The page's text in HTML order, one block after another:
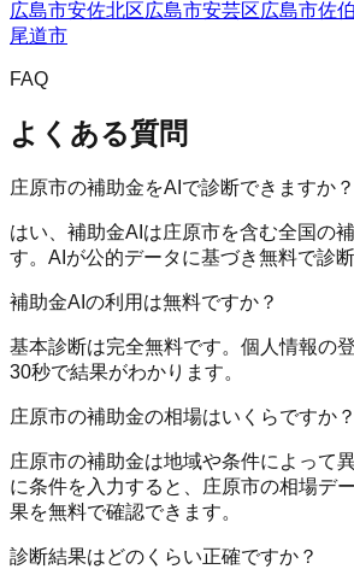
広島市安佐北区広島市安芸区広島市佐
尾道市
FAQ
よくある質問
庄原市の補助金をAIで診断できますか？
はい、補助金AIは庄原市を含む全国の
す。AIが公的データに基づき無料で診断
補助金AIの利用は無料ですか？
基本診断は完全無料です。個人情報の
30秒で結果がわかります。
庄原市の補助金の相場はいくらですか？
庄原市の補助金は地域や条件によって
に条件を入力すると、庄原市の相場デ
果を無料で確認できます。
診断結果はどのくらい正確ですか？